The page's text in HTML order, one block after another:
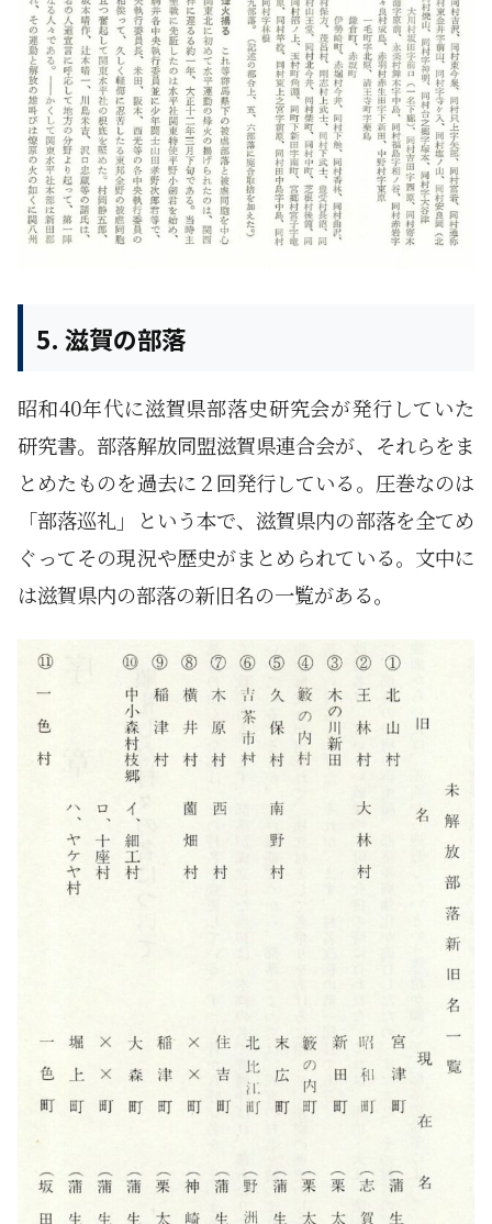
5. 滋賀の部落
昭和40年代に滋賀県部落史研究会が発行していた
研究書。部落解放同盟滋賀県連合会が、それらをま
とめたものを過去に２回発行している。圧巻なのは
「部落巡礼」という本で、滋賀県内の部落を全てめ
ぐってその現況や歴史がまとめられている。文中に
は滋賀県内の部落の新旧名の一覧がある。